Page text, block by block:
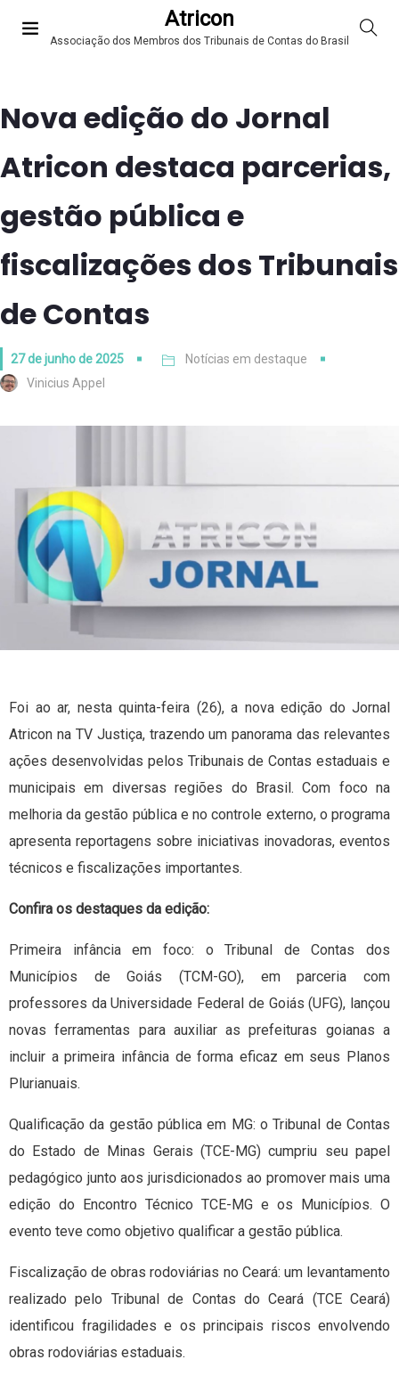
Atricon
Associação dos Membros dos Tribunais de Contas do Brasil
Nova edição do Jornal
Atricon destaca parcerias,
gestão pública e
fiscalizações dos Tribunais
de Contas
27 de junho de 2025
Notícias em destaque
Vinicius Appel
Foi ao ar, nesta quinta-feira (26), a nova edição do Jornal
Atricon na TV Justiça, trazendo um panorama das relevantes
ações desenvolvidas pelos Tribunais de Contas estaduais e
municipais em diversas regiões do Brasil. Com foco na
melhoria da gestão pública e no controle externo, o programa
apresenta reportagens sobre iniciativas inovadoras, eventos
técnicos e fiscalizações importantes.
Confira os destaques da edição:
Primeira infância em foco: o Tribunal de Contas dos
Municípios de Goiás (TCM-GO), em parceria com
professores da Universidade Federal de Goiás (UFG), lançou
novas ferramentas para auxiliar as prefeituras goianas a
incluir a primeira infância de forma eficaz em seus Planos
Plurianuais.
Qualificação da gestão pública em MG: o Tribunal de Contas
do Estado de Minas Gerais (TCE-MG) cumpriu seu papel
pedagógico junto aos jurisdicionados ao promover mais uma
edição do Encontro Técnico TCE-MG e os Municípios. O
evento teve como objetivo qualificar a gestão pública.
Fiscalização de obras rodoviárias no Ceará: um levantamento
realizado pelo Tribunal de Contas do Ceará (TCE Ceará)
identificou fragilidades e os principais riscos envolvendo
obras rodoviárias estaduais.